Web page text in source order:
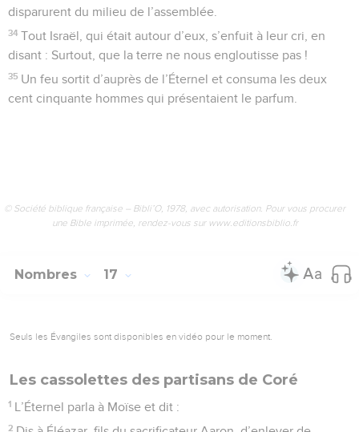
disparurent du milieu de l’assemblée.
34 Tout Israël, qui était autour d’eux, s’enfuit à leur cri, en
disant : Surtout, que la terre ne nous engloutisse pas !
35 Un feu sortit d’auprès de l’Éternel et consuma les deux
cent cinquante hommes qui présentaient le parfum.
© Société biblique française – Bibli’O, 1978, avec autorisation. Pour vous procurer
une Bible imprimée, rendez-vous sur www.editionsbiblio.fr
Nombres 17
Seuls les Évangiles sont disponibles en vidéo pour le moment.
Les cassolettes des partisans de Coré
1 L’Éternel parla à Moïse et dit :
2